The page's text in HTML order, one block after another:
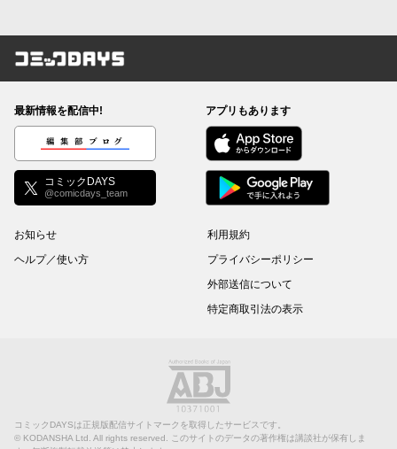
コミックDAYS
最新情報を配信中!
編集部ブログ
コミックDAYS
@comicdays_team
アプリもあります
お知らせ
ヘルプ／使い方
利用規約
プライバシーポリシー
外部送信について
特定商取引法の表示
コミックDAYSは正規版配信サイトマークを取得したサービスです。
© KODANSHA Ltd. All rights reserved. このサイトのデータの著作権は講談社が保有しま